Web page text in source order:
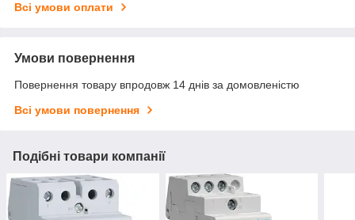
Всі умови оплати
Умови повернення
Повернення товару впродовж 14 днів за домовленістю
Всі умови повернення
Подібні товари компанії